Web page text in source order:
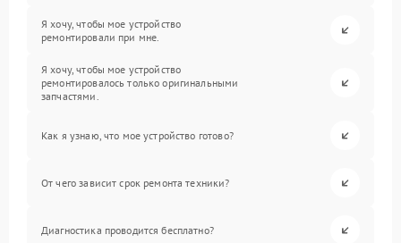
Я хочу, чтобы мое устройство
ремонтировали при мне.
Я хочу, чтобы мое устройство
ремонтировалось только оригинальными
запчастями.
Как я узнаю, что мое устройство готово?
От чего зависит срок ремонта техники?
Диагностика проводится бесплатно?